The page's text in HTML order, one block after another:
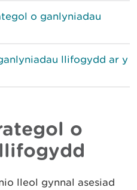
o ganlyniadau
llifogydd ar y
o
lleol gynnal asesiad